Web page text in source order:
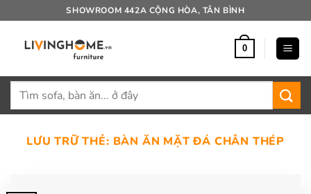
qua
SHOWROOM 442A CỘNG HÒA, TÂN BÌNH
0
Tìm
LƯU TRỮ THẺ: BÀN ĂN MẶT ĐÁ CHÂN THÉP